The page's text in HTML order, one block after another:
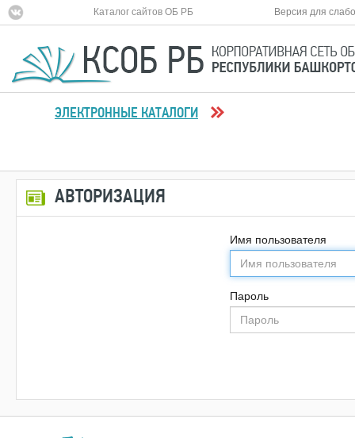
Каталог сайтов ОБ РБ Версия для
ЭЛЕКТРОННЫЕ КАТАЛОГИ
АВТОРИЗАЦИЯ
Имя пользователя
Пароль